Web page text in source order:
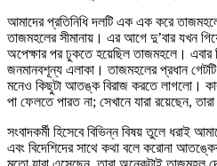
আমাদের প্রতিনিধি দলটি এক এক করে
তাজমহলের সীমানায়। এর আগে দু’বার যখন
অপেক্ষার পর ঢুকতে হয়েছিল তাজমহলে। এবার
জনমানবশূন্য এলাকা। তাজমহলের প্রধান
মনেও কিছুটা আতঙ্ক বিরাজ করতে লাগলো।
পা ফেলতে পারত না; সেখানে যারা রয়েছেন,
সংবাদকর্মী হিসেবে বিভিন্ন বিষয় তুলে ধরাই
এবং বিদেশিদের সাথে কথা বলে করোনা